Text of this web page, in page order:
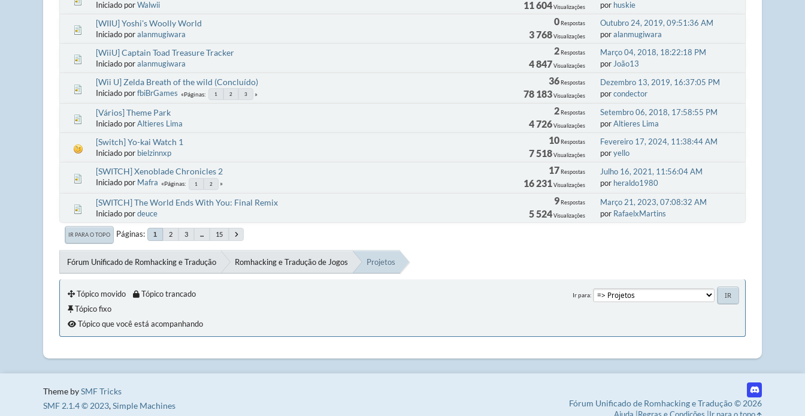
Iniciado porWalwii 11 604Visualizações
por huskie
[WIIU] Yoshi's Woolly World
Iniciado poralanmugiwara
0Respostas
3 768Visualizações
Outubro 24, 2019, 09:51:36 AM
poralanmugiwara
[WiiU] Captain Toad Treasure Tracker
Iniciado poralanmugiwara
2Respostas
4 847Visualizações
Março 04, 2018, 18:22:18 PM
por João13
[Wii U] Zelda Breath of the wild (Concluído)
Iniciado porfbiBrGames Páginas 1 2 3
36Respostas
78 183Visualizações
Dezembro 13, 2019, 16:37:05 PM
porcondector
[Vários] Theme Park
Iniciado porAltieres Lima
2Respostas
4 726Visualizações
Setembro 06, 2018, 17:58:55 PM
porAltieres Lima
[Switch] Yo-kai Watch 1
Iniciado por bielzinnxp
10Respostas
7 518Visualizações
Fevereiro 17, 2024, 11:38:44 AM
poryello
[SWITCH] Xenoblade Chronicles 2
Iniciado por Mafra Páginas 1 2
17Respostas
16 231Visualizações
Julho 16, 2021, 11:56:04 AM
por heraldo1980
[SWITCH] The World Ends With You: Final Remix
Iniciado pordeuce
9Respostas
5 524Visualizações
Março 21, 2023, 07:08:32 AM
por RafaelxMartins
IR PARA O TOPO Páginas 1 2 3 ... 15
Fórum Unificado de Romhacking e Tradução Romhacking e Tradução de Jogos Projetos
Ir para
Tópico movido
Tópico trancado
Tópico fixo
Tópico que você está acompanhando
Theme bySMF Tricks
SMF 2.1.4 © 2023,Simple Machines Fórum Unificado de Romhacking e Tradução © 2026